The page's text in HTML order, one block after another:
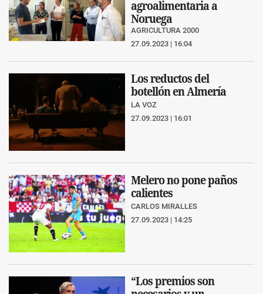
agroalimentaria a
Noruega
AGRICULTURA 2000
27.09.2023 | 16:04
Los reductos del
botellón en Almería
LA VOZ
27.09.2023 | 16:01
Melero no pone paños
calientes
CARLOS MIRALLES
27.09.2023 | 14:25
“Los premios son